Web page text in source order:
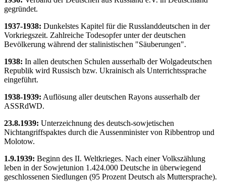
gegründet.
1937-1938: Dunkelstes Kapitel für die Russlanddeutschen in der
Vorkriegszeit. Zahlreiche Todesopfer unter der deutschen
Bevölkerung während der stalinistischen "Säuberungen".
1938: In allen deutschen Schulen ausserhalb der Wolgadeutschen
Republik wird Russisch bzw. Ukrainisch als Unterrichtssprache
eingeführt.
1938-1939: Auflösung aller deutschen Rayons ausserhalb der
ASSRdWD.
23.8.1939: Unterzeichnung des deutsch-sowjetischen
Nichtangriffspaktes durch die Aussenminister von Ribbentrop und
Molotow.
1.9.1939: Beginn des II. Weltkrieges. Nach einer Volkszählung
leben in der Sowjetunion 1.424.000 Deutsche in überwiegend
geschlossenen Siedlungen (95 Prozent Deutsch als Muttersprache).